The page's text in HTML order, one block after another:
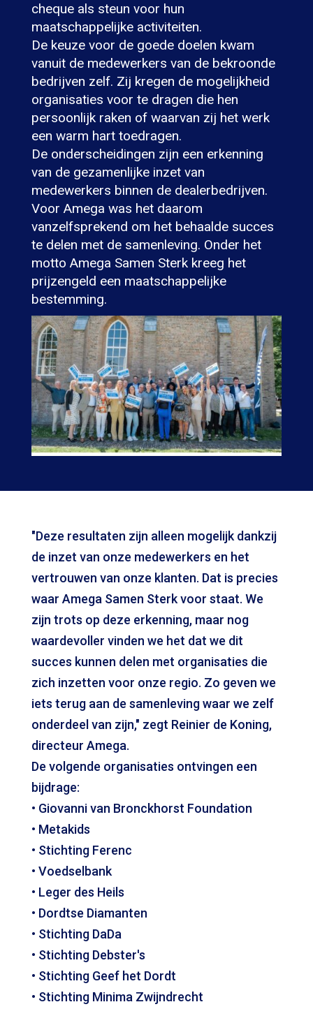
cheque als steun voor hun
maatschappelijke activiteiten.
De keuze voor de goede doelen kwam
vanuit de medewerkers van de bekroonde
bedrijven zelf. Zij kregen de mogelijkheid
organisaties voor te dragen die hen
persoonlijk raken of waarvan zij het werk
een warm hart toedragen.
De onderscheidingen zijn een erkenning
van de gezamenlijke inzet van
medewerkers binnen de dealerbedrijven.
Voor Amega was het daarom
vanzelfsprekend om het behaalde succes
te delen met de samenleving. Onder het
motto Amega Samen Sterk kreeg het
prijzengeld een maatschappelijke
bestemming.
"Deze resultaten zijn alleen mogelijk dankzij
de inzet van onze medewerkers en het
vertrouwen van onze klanten. Dat is precies
waar Amega Samen Sterk voor staat. We
zijn trots op deze erkenning, maar nog
waardevoller vinden we het dat we dit
succes kunnen delen met organisaties die
zich inzetten voor onze regio. Zo geven we
iets terug aan de samenleving waar we zelf
onderdeel van zijn," zegt Reinier de Koning,
directeur Amega.
De volgende organisaties ontvingen een
bijdrage:
• Giovanni van Bronckhorst Foundation
• Metakids
• Stichting Ferenc
• Voedselbank
• Leger des Heils
• Dordtse Diamanten
• Stichting DaDa
• Stichting Debster's
• Stichting Geef het Dordt
• Stichting Minima Zwijndrecht